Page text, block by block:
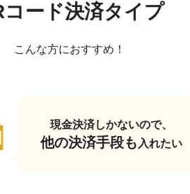
コード決済タイプ
こんな方におすすめ！
現金決済しかないので、
他の決済手段も 入れたい